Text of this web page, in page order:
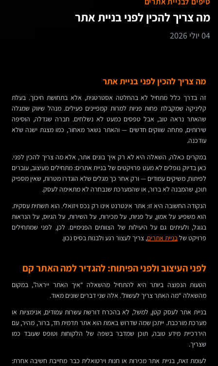
מה צריך להכין לפני בניית אתר
04 יולי 2026
מה צריך להכין לפני בניית אתר
זה בדרך כלל מתחיל לא בהחלטה אסטרטגית, אלא בתחושת חיכוך. בעלת
קליניקה שמקבלת פחות פניות למרות קמפיינים פעילים. מנהל שיווק שמגלה
שהאתר נראה טוב, אבל טפסים כמעט לא נשלחים. חברה שגדלה, הוסיפה
שירותים, פתחה שווקים חדשים — והאתר נשאר מאחור, כמו מצגת ישנה שלא
עודכנה.
במקרים כאלה, השאלה היא לא רק איך בונים אתר, אלא מה צריך להכין לפני.
כאן בדיוק נופלים לא מעט פרויקטים של בניית אתרים: מתחילים מעיצוב, עוברים
לפיתוח, משיקים עמודים — ורק אחר כך מגלים שלא הוגדרו מטרות, שאין מספיק
תוכן, שהמבנה לא ברור, או שהמערכת שנבחרה לא מתאימה לעסק.
הנקודה החשובה היא זו: אתר אינטרנט אינו רק נכס ויזואלי. הוא תשתית עסקית.
הוא משפיע על אמון, על פניות, על מכירות, על השירות, על הגיוס, על הנראות
בגוגל, ולעיתים גם על היעילות של הצוותים הפנימיים. לכן, לפני שמתחילים
פרויקט של בניית אתרים, צריך לעצור רגע ולבנות בסיס נכון.
לפני העיצוב ולפני הפיתוח: להגדיר למה האתר קם
הטעות הנפוצה ביותר היא להתחיל מהשאלה “איך האתר ייראה”, במקום
מהשאלה “מה האתר צריך לעשות”. אלה שני דברים שונים מאוד.
בניית אתר לעסק קטן, למשל, לא בהכרח דורשת עשרות עמודים, אנימציות או
מערכת מורכבת. ייתכן שמה שדרוש באמת הוא אתר תדמית חד, ברור, מהיר, עם
היררכיית מידע טובה, תוכן שמדבר בשפה של הלקוחות וטופס שעובד כמו
שצריך.
לעומת זאת, בניית אתר מכירות או חנות וירטואלית כבר מחייבת חשיבה אחרת: